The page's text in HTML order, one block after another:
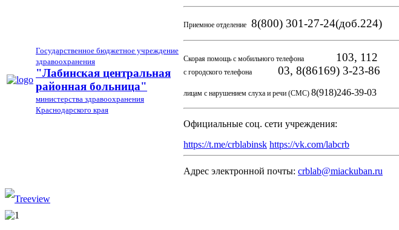
Государственное бюджетное учреждение
здравоохранения
"Лабинская центральная
районная больница"
министерства здравоохранения
Краснодарского края
Приемное отделение 8(800) 301-27-24(доб.224)
Скорая помощь с мобильного телефона 103, 112
с городского телефона 03, 8(86169) 3-23-86
лицам с нарушением слуха и речи (СМС) 8(918)246-39-03
Официальные соц. сети учреждения:
https://t.me/crblabinsk https://vk.com/labcrb
Адрес электронной почты: crblab@miackuban.ru